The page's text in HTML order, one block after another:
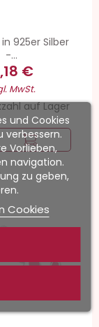
925er Silber
-...
€
MwSt.
auf Lager
und Cookies
verbessern.
Vorlieben,
navigation.
zu geben,
Cookies